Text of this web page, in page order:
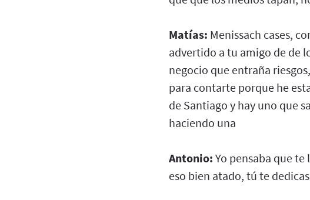
Matías: Menissach cases,
advertido a tu amigo de de
negocio que entraña
para contarte porque he
de Santiago y hay uno que
haciendo una
Antonio: Yo pensaba que
eso bien atado, tú te